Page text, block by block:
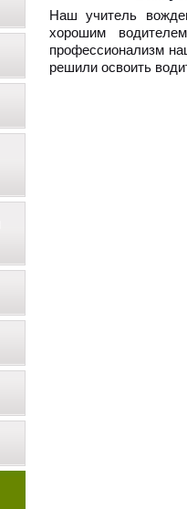
Наш учитель
хорошим
профессионализм
решили освоить